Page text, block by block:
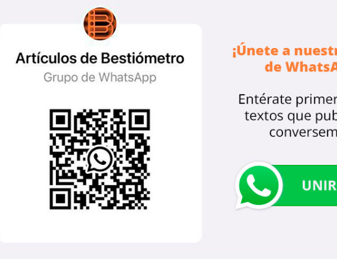
llegaron unas imágenes y la información
es la más reciente hazaña de Alvarito.
en la Privada de la calle 14 entre 45 y 47
con un valor de dos millones de
junto a la que habita con su familia. Y la
Construirá ahí su jardín, seguramente, y si
la cuarta transformación le acomode al
regalará una alberca para que
migración anual a las aguas del Mar de